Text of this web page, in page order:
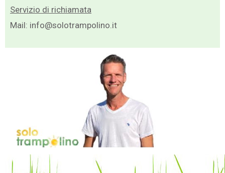
Servizio di richiamata
Mail: info@solotrampolino.it